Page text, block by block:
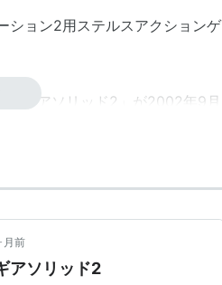
ション2用ステルスアクションゲ
ルギアソリッド2」が2002年9月
月前
アソリッド2